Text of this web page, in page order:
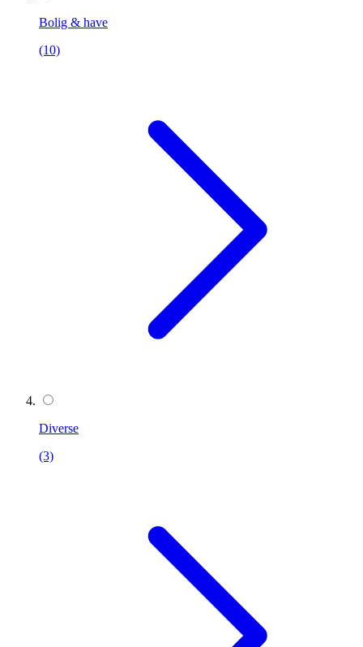
Bolig & have
(10)
Diverse
(3)